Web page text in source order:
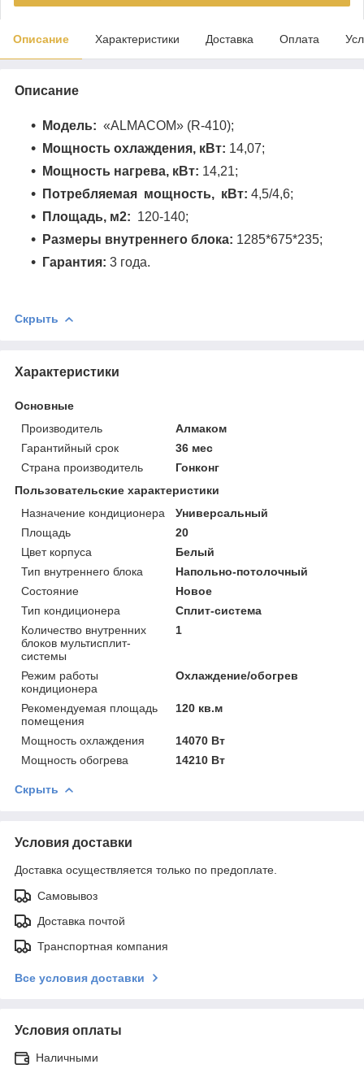
Описание Характеристики Доставка Оплата
Описание
Модель: «ALMACOM» (R-410);
Мощность охлаждения, кВт: 14,07;
Мощность нагрева, кВт: 14,21;
Потребляемая мощность, кВт: 4,5/4,6;
Площадь, м2: 120-140;
Размеры внутреннего блока: 1285*675*235;
Гарантия: 3 года.
Скрыть
Характеристики
Основные
Производитель
Алмаком
Гарантийный срок
36 мес
Страна производитель
Гонконг
Пользовательские характеристики
Назначение кондиционера
Универсальный
Площадь
20
Цвет корпуса
Белый
Тип внутреннего блока
Напольно-потолочный
Состояние
Новое
Тип кондиционера
Сплит-система
Количество внутренних
блоков мультисплит-
системы
1
Режим работы
кондиционера
Охлаждение/обогрев
Рекомендуемая площадь
помещения
120 кв.м
Мощность охлаждения
14070 Вт
Мощность обогрева
14210 Вт
Скрыть
Условия доставки
Доставка осуществляется только по предоплате.
Самовывоз
Доставка почтой
Транспортная компания
Все условия доставки
Условия оплаты
Наличными